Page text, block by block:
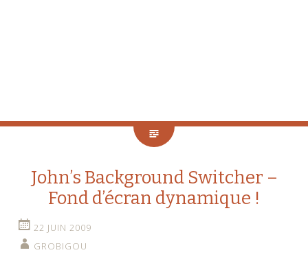
John’s Background Switcher –
Fond d’écran dynamique !
22 JUIN 2009
GROBIGOU